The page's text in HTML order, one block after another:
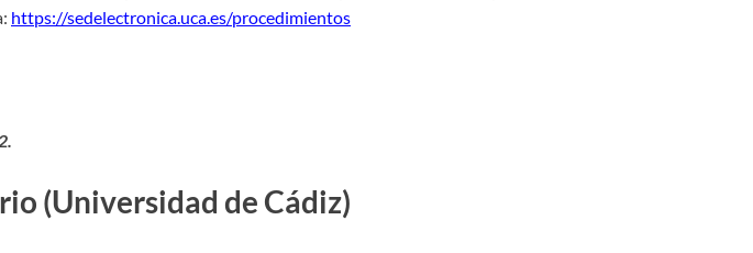
https://sedelectronica.uca.es/procedimientos
(Universidad de Cádiz)